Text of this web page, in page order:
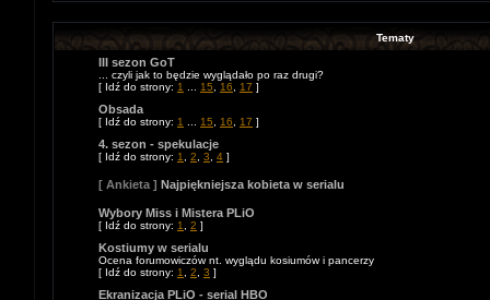
Tematy
III sezon GoT
... czyli jak to będzie wyglądało po raz drugi?
[ Idź do strony: 1 15 16 17 ]
Obsada
[ Idź do strony: 1 15 16 17 ]
4. sezon - spekulacje
[ Idź do strony: 1 2 3 4 ]
[ Ankieta ] Najpiękniejsza kobieta w serialu
Wybory Miss i Mistera PLiO
[ Idź do strony: 1 2 ]
Kostiumy w serialu
Ocena forumowiczów nt. wyglądu kosiumów i pancerzy
[ Idź do strony: 1 2 3 ]
Ekranizacja PLiO - serial HBO